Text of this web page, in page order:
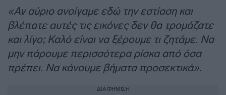
«Αν αύριο ανοίγαμε εδώ την εστίαση και
βλέπατε αυτές τις εικόνες δεν θα τρομάζατε
και λίγο; Καλό είναι να ξέρουμε τι ζητάμε. Να
μην πάρουμε περισσότερα ρίσκα από όσα
πρέπει. Να κάνουμε βήματα προσεκτικά».
ΔΙΑΦΗΜΙΣΗ